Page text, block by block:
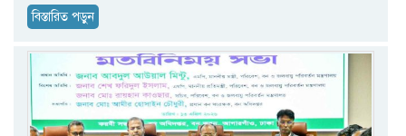
বিস্তারিত পড়ুন